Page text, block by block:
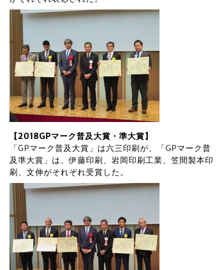
【2018GPマーク普及大賞・準大賞】
「GPマーク普及大賞」は六三印刷が、「GPマーク普
及準大賞」は、伊藤印刷、岩岡印刷工業、笠間製本印
刷、文伸がそれぞれ受賞した。